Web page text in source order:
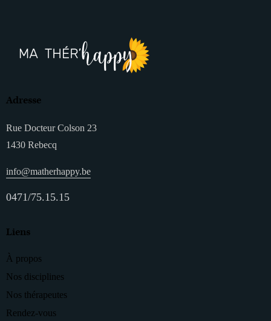
Adresse
Rue Docteur Colson 23
1430 Rebecq
info@matherhappy.be
0471/75.15.15
Liens
À propos
Nos disciplines
Nos thérapeutes
Rendez-vous